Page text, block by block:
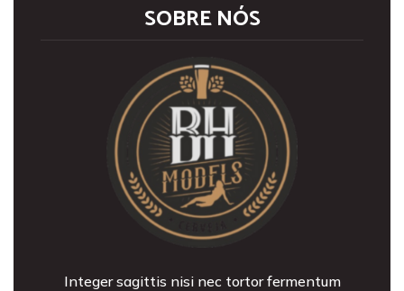
SOBRE NÓS
Integer sagittis nisi nec tortor fermentum